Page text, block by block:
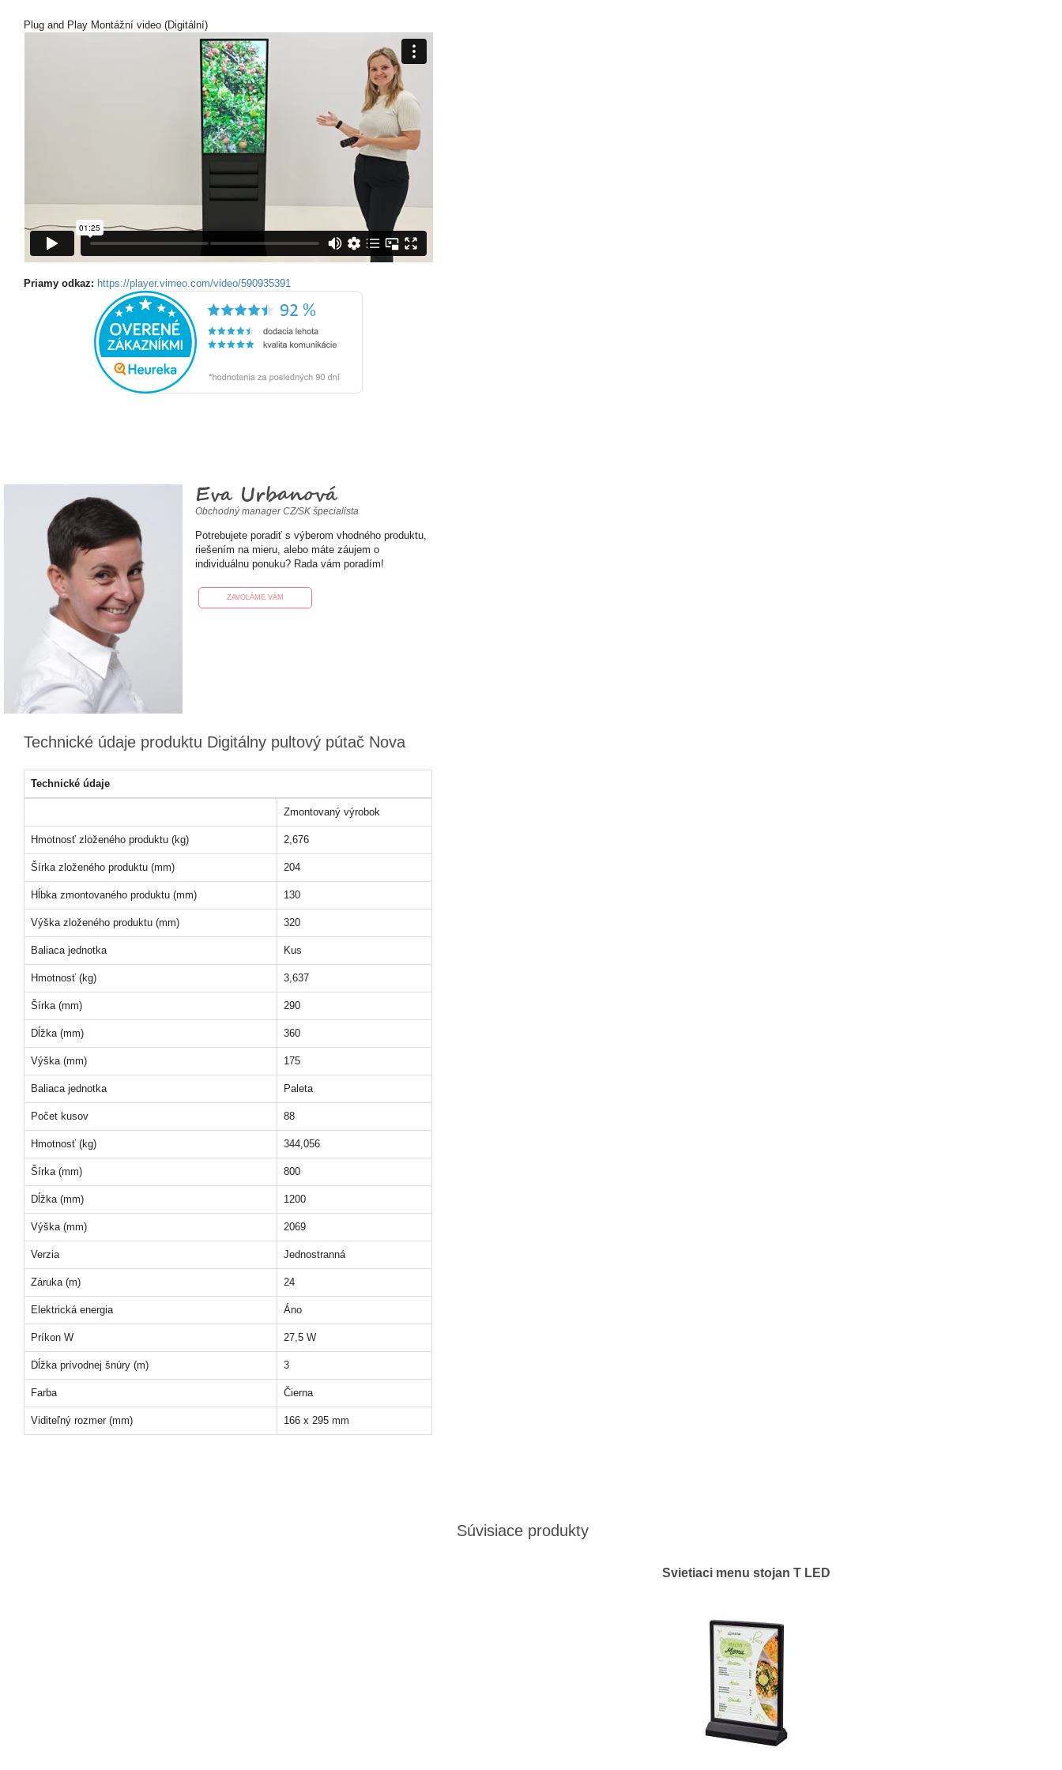
Plug and Play Montážní video (Digitální)
Priamy odkaz: https://player.vimeo.com/video/590935391
Eva Urbanová
Obchodný manager CZ/SK špecialista
Potrebujete poradiť s výberom vhodného produktu,
riešením na mieru, alebo máte záujem o
individuálnu ponuku? Rada vám poradím!
ZAVOLÁME VÁM
Technické údaje produktu Digitálny pultový pútač Nova
Technické údaje
Zmontovaný výrobok
Hmotnosť zloženého produktu (kg) 2,676
Šírka zloženého produktu (mm) 204
Hĺbka zmontovaného produktu (mm) 130
Výška zloženého produktu (mm) 320
Baliaca jednotka Kus
Hmotnosť (kg) 3,637
Šírka (mm) 290
Dĺžka (mm) 360
Výška (mm) 175
Baliaca jednotka Paleta
Počet kusov 88
Hmotnosť (kg) 344,056
Šírka (mm) 800
Dĺžka (mm) 1200
Výška (mm) 2069
Verzia Jednostranná
Záruka (m) 24
Elektrická energia Áno
Príkon W 27,5 W
Dĺžka prívodnej šnúry (m) 3
Farba Čierna
Viditeľný rozmer (mm) 166 x 295 mm
Súvisiace produkty
Svietiaci menu stojan T LED